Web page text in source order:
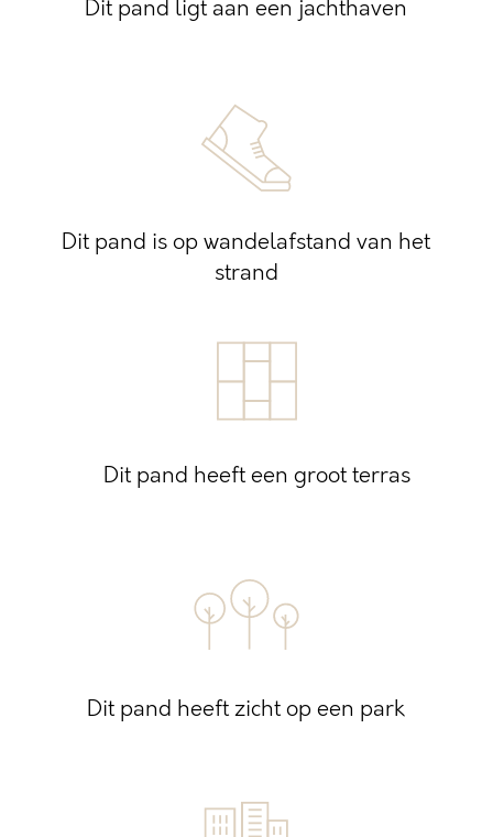
Dit pand ligt aan een jachthaven
Dit pand is op wandelafstand van het
strand
Dit pand heeft een groot terras
Dit pand heeft zicht op een park